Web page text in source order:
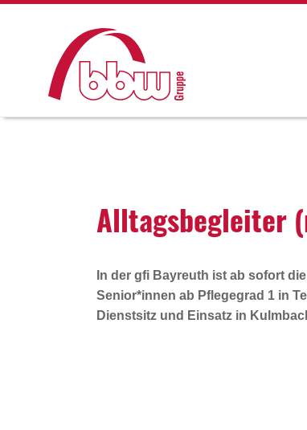
Alltags­be­gleiter
In der gfi Bayreuth ist ab sofort
Senior*innen ab Pflegegrad 1 in
Dienstsitz und Einsatz in